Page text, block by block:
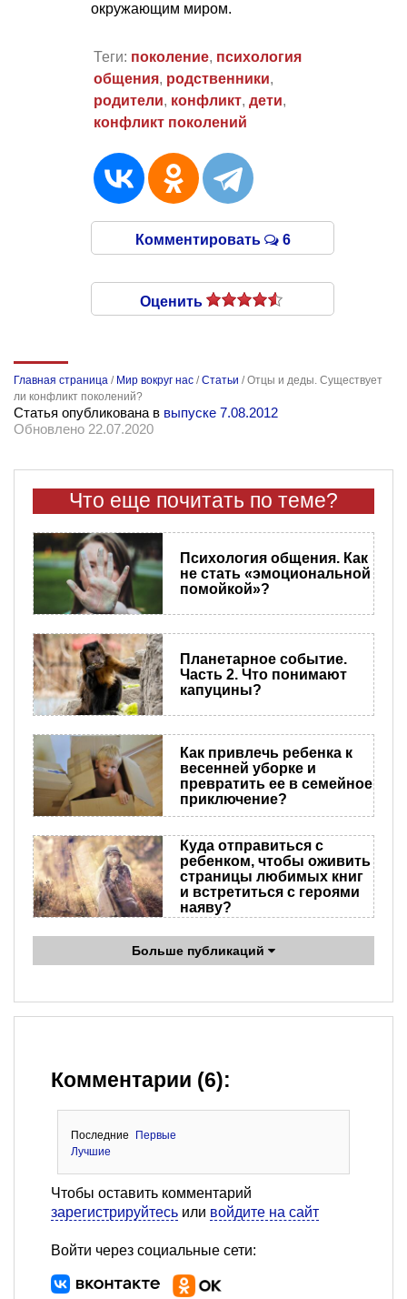
окружающим миром.
Теги: поколение, психология
общения, родственники,
родители, конфликт, дети,
конфликт поколений
Комментировать 6
Оценить
Главная страница / Мир вокруг нас /Статьи /Отцы и деды. Существует
ли конфликт поколений?
Статья опубликована в выпуске 7.08.2012
Обновлено 22.07.2020
Что еще почитать по теме?
Психология общения. Как
не стать «эмоциональной
помойкой»?
Планетарное событие.
Часть 2. Что понимают
капуцины?
Как привлечь ребенка к
весенней уборке и
превратить ее в семейное
приключение?
Куда отправиться с
ребенком, чтобы оживить
страницы любимых книг
и встретиться с героями
наяву?
Больше публикаций
Комментарии (6):
Последние
Первые
Лучшие
Чтобы оставить комментарий
зарегистрируйтесь или войдите на сайт
Войти через социальные сети: